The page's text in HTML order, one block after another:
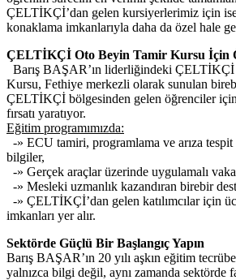
ÇELTİKÇİ’dan gelen kursiyerlerimiz için
konaklama imkanlarıyla daha da özel hale
ÇELTİKÇİ Oto Beyin Tamir Kursu İçin
Barış BAŞAR’ın liderliğindeki
Kursu, Fethiye merkezli olarak sunulan
ÇELTİKÇİ bölgesinden gelen öğrenciler
fırsatı yaratıyor.
Eğitim programımızda:
-» ECU tamiri, programlama ve arıza tespit
bilgiler,
-» Gerçek araçlar üzerinde uygulamalı vaka
-» Mesleki uzmanlık kazandıran birebir
-» ÇELTİKÇİ’dan gelen katılımcılar için
imkanları yer alır.
Sektörde Güçlü Bir Başlangıç Yapın
Barış BAŞAR’ın 20 yılı aşkın eğitim
yalnızca bilgi değil, aynı zamanda sektörde